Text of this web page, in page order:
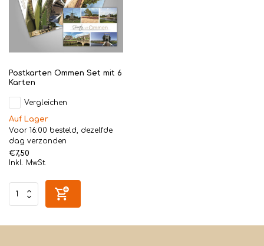
Postkarten Ommen Set mit 6
Karten
Vergleichen
Auf Lager
Voor 16:00 besteld, dezelfde
dag verzonden
€7,50
Inkl. MwSt.